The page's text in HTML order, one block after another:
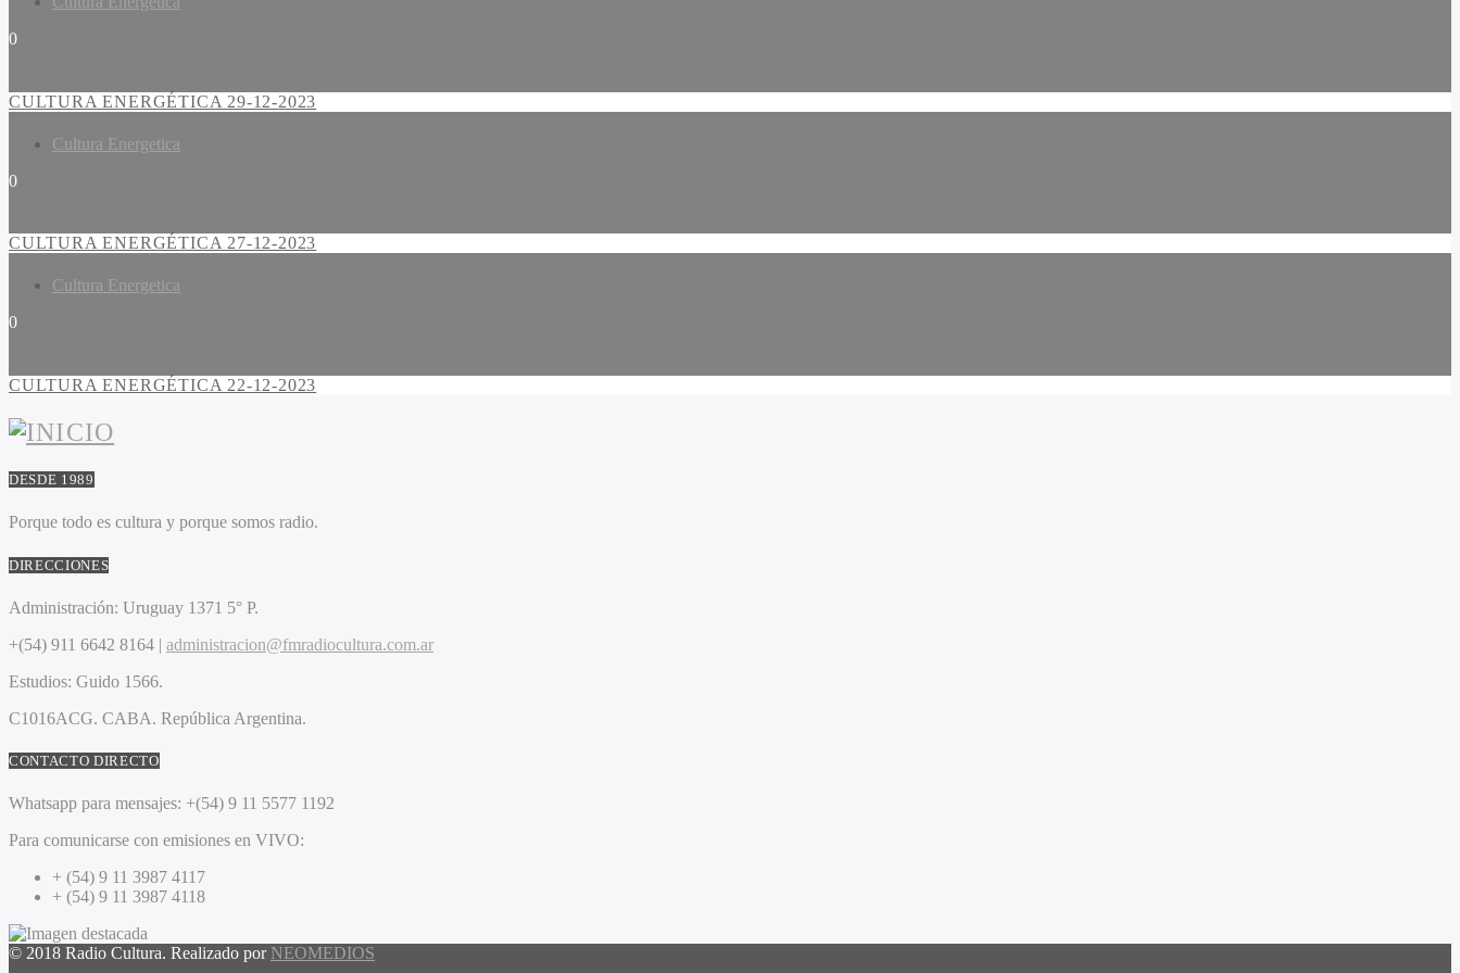
0
CULTURA ENERGÉTICA 29-12-2023
Cultura Energetica
0
CULTURA ENERGÉTICA 27-12-2023
Cultura Energetica
0
CULTURA ENERGÉTICA 22-12-2023
DESDE 1989
Porque todo es cultura y porque somos radio.
DIRECCIONES
Administración: Uruguay 1371 5° P.
+(54) 911 6642 8164 | administracion@fmradiocultura.com.ar
Estudios: Guido 1566.
C1016ACG. CABA. República Argentina.
CONTACTO DIRECTO
Whatsapp para mensajes: +(54) 9 11 5577 1192
Para comunicarse con emisiones en VIVO:
+ (54) 9 11 3987 4117
+ (54) 9 11 3987 4118
© 2018 Radio Cultura. Realizado por NEOMEDIOS